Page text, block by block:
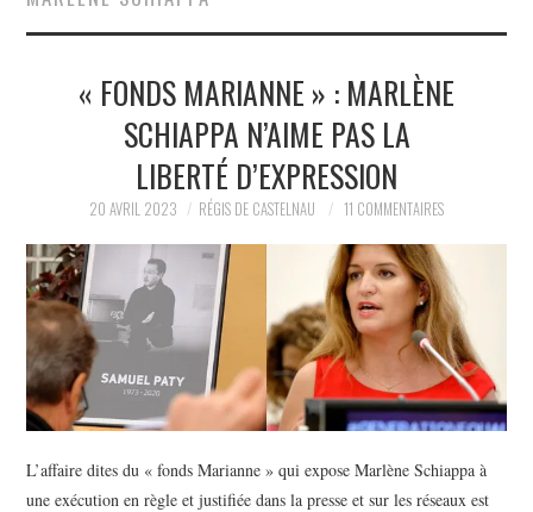
BRÈVES
JURIDIQUE
POLITIQUE
HISTOIRE
CULTURE
SPORT
« FONDS MARIANNE » : MARLÈNE
SCHIAPPA N’AIME PAS LA
LIBERTÉ D’EXPRESSION
20 AVRIL 2023 RÉGIS DE CASTELNAU 11 COMMENTAIRES
L’affaire dites du « fonds Marianne » qui expose Marlène Schiappa à
une exécution en règle et justifiée dans la presse et sur les réseaux est